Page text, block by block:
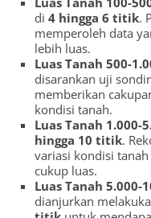
di4 hingga 6 titik.
memperoleh data
lebih luas.
Luas Tanah 500-
disarankan uji
memberikan
kondisi tanah.
Luas Tanah 1.000-
hingga 10 titik.
variasi kondisi
cukup luas.
Luas Tanah 5.000-
dianjurkan